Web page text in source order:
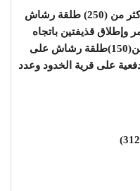
غارة جوية على منطقة ميدي اكثر من (250) طلقة رشاش
وإطلاق قذيفتين باتجاه
منطقتي البرم والردمة واكثر من(150)طلقة رشاش على
(5) قذائف مدفعية على قرية الخدود وعدد